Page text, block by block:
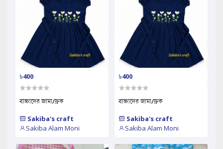
৳400
বাচ্চাদের জামা/ফ্রক
Sakiba's craft
Sakiba Alam Moni
৳400
বাচ্চাদের জামা/ফ্রক
Sakiba's craft
Sakiba Alam Moni